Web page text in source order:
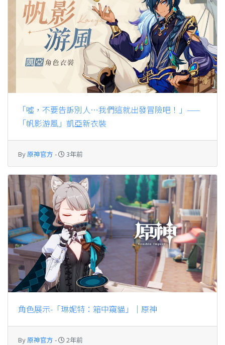
「噓，不要告訴別人…我們這就出發冒險吧！」——
「帆影游風」凱亞新衣裝
By 原神官方 - 3年前
角色展示-「琳妮特：箱中窺貓」｜原神
By 原神官方 - 2年前